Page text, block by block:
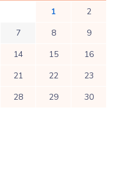
1
2
7 8
9
14 15
16
21 22
23
28 29
30